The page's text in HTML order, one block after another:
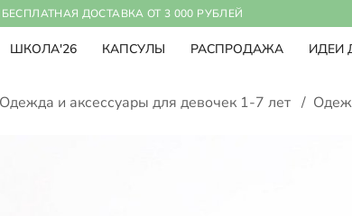
БЕСПЛАТНАЯ ДОСТАВКА ОТ 3 000 РУБЛЕЙ
ШКОЛА'26 КАПСУЛЫ РАСПРОДАЖА ИДЕИ
Одежда и аксессуары для девочек 1-7 лет /